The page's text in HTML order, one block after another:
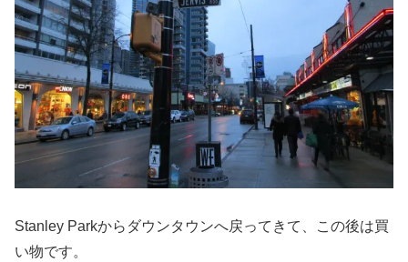
Stanley Parkからダウンタウンへ戻ってきて、この後は買
い物です。